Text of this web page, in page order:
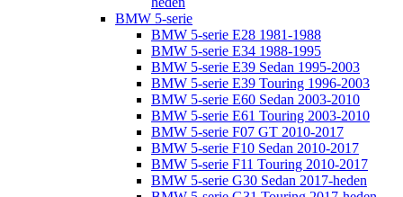
BMW 5-serie
BMW 5-serie E28 1981-1988
BMW 5-serie E34 1988-1995
BMW 5-serie E39 Sedan 1995-2003
BMW 5-serie E39 Touring 1996-2003
BMW 5-serie E60 Sedan 2003-2010
BMW 5-serie E61 Touring 2003-2010
BMW 5-serie F07 GT 2010-2017
BMW 5-serie F10 Sedan 2010-2017
BMW 5-serie F11 Touring 2010-2017
BMW 5-serie G30 Sedan 2017-heden